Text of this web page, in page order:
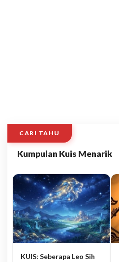
CARI TAHU
Kumpulan Kuis Menarik
KUIS: Seberapa Leo Sih